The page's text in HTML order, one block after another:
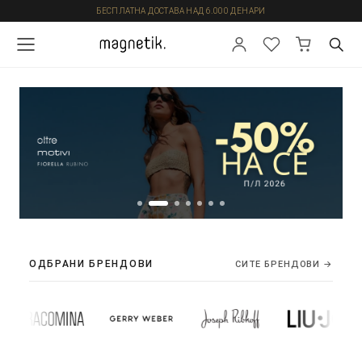
БЕСПЛАТНА ДОСТАВА НАД 6.000 ДЕНАРИ
ОДБРАНИ БРЕНДОВИ СИТЕ БРЕНДОВИ →